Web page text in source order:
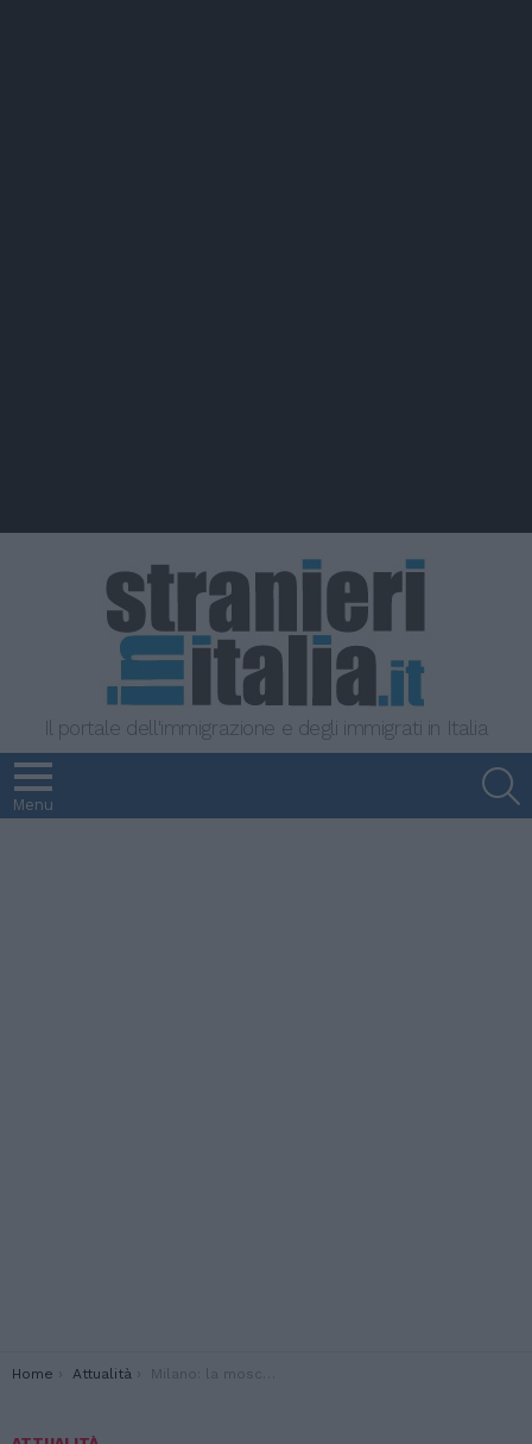
Il portale dell'immigrazione e degli immigrati in Italia
Menu
You are here:
Home Attualità Milano: la moschea si sposta nel velodromo